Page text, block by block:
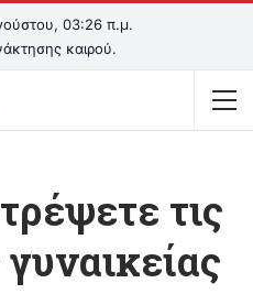
03:26 π.μ.
καιρού.
τις